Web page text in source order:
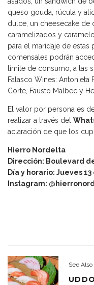
queso gouda, rúcula y
dulce, un cheesecake
caramelizados y
para el maridaje de estas
comensales podrán
límite de consumo, a las
Falasco Wines: Antonieta
Corte, Fausto Malbec y
El valor por persona es
realizar a través del
aclaración de que los
Hierro Nordelta
Dirección: Boulevard
Día y horario: Jueves
Instagram:
See Also